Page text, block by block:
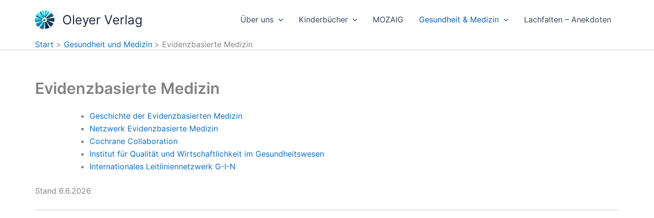
Oleyer Verlag Über uns Kinderbücher MOZAIG Gesundheit & Medizin Lachfalten – Anekdoten
Start Gesundheit und Medizin Evidenzbasierte Medizin
Evidenzbasierte Medizin
Geschichte der Evidenzbasierten Medizin
Netzwerk Evidenzbasierte Medizin
Cochrane Collaboration
Institut für Qualität und Wirtschaftlichkeit im Gesundheitswesen
Internationales Leitliniennetzwerk G-I-N
Stand 6.6.2026